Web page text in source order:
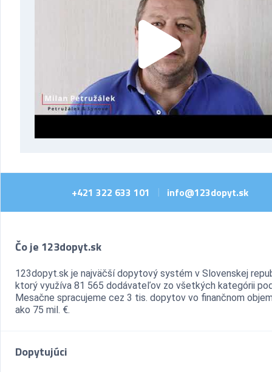
+421 322 633 101 info@123dopyt.sk
Čo je 123dopyt.sk
123dopyt.sk je najväčší dopytový systém v Slovenskej
ktorý využíva 81 565 dodávateľov zo všetkých kategórii
Mesačne spracujeme cez 3 tis. dopytov vo finančnom
ako 75 mil. €.
Dopytujúci